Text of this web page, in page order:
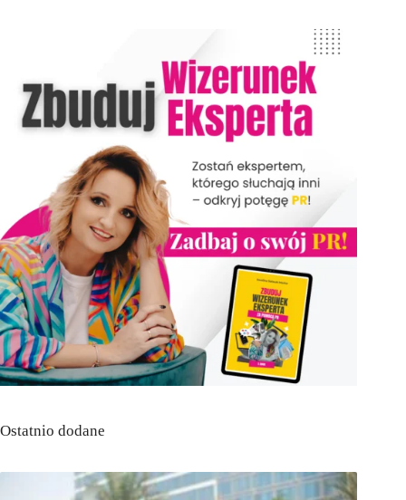
Ostatnio dodane